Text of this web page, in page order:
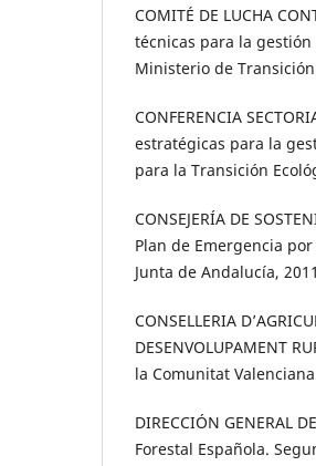
COMITÉ DE LUCHA
técnicas para la
Ministerio de
CONFERENCIA
estratégicas para la
para la Transición
CONSEJERÍA DE
Plan de Emergencia
Junta de Andalucía,
CONSELLERIA
DESENVOLUPAMENT
la Comunitat
DIRECCIÓN GENERAL
Forestal Española.